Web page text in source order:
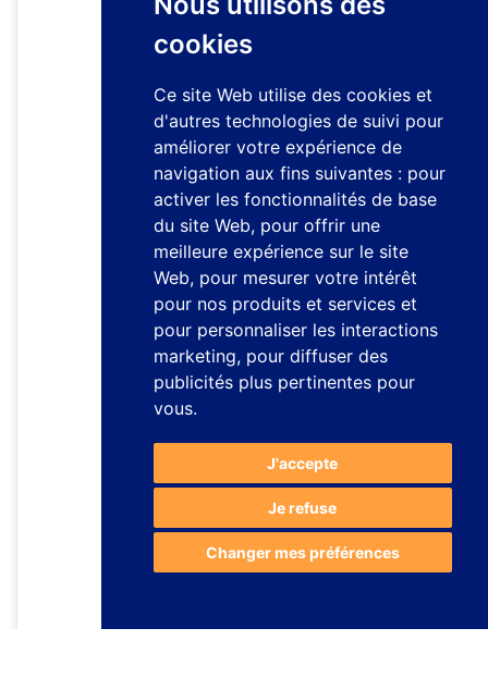
cookies
Ce site Web utilise des cookies et
d'autres technologies de suivi pour
améliorer votre expérience de
navigation aux fins suivantes : pour
activer les fonctionnalités de base
du site Web, pour offrir une
meilleure expérience sur le site
Web, pour mesurer votre intérêt
pour nos produits et services et
pour personnaliser les interactions
marketing, pour diffuser des
publicités plus pertinentes pour
vous.
J'accepte
Je refuse
Changer mes préférences